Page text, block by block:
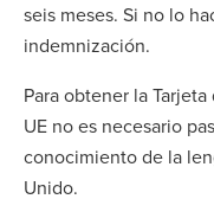
seis meses. Si no lo
indemnización.
Para obtener la
UE no es necesario
conocimiento de la
Unido.